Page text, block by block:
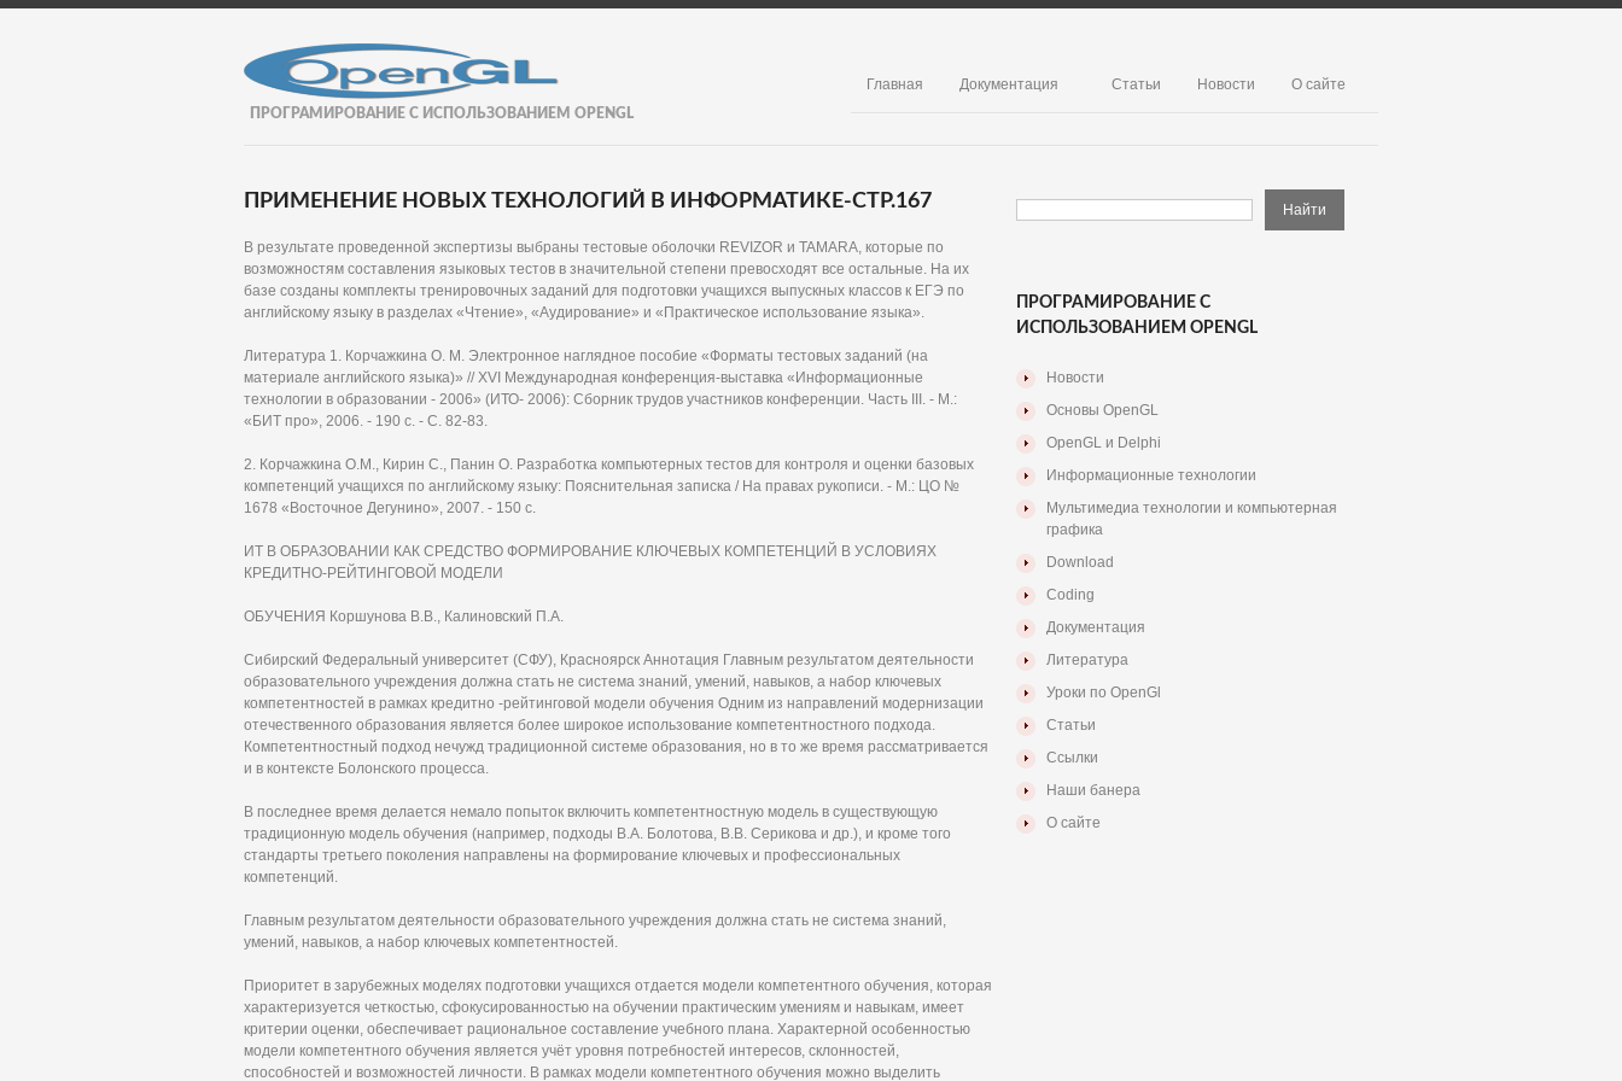
ПРОГРАМИРОВАНИЕ С ИСПОЛЬЗОВАНИЕМ OPENGL
Главная Документация Статьи Новости О сайте
ПРИМЕНЕНИЕ НОВЫХ ТЕХНОЛОГИЙ В ИНФОРМАТИКЕ-СТР.167
В результате проведенной экспертизы выбраны тестовые оболочки REVIZOR и TAMARA, которые по
возможностям составления языковых тестов в значительной степени превосходят все остальные. На их
базе созданы комплекты тренировочных заданий для подготовки учащихся выпускных классов к ЕГЭ по
английскому языку в разделах «Чтение», «Аудирование» и «Практическое использование языка».
Литература 1. Корчажкина О. М. Электронное наглядное пособие «Форматы тестовых заданий (на
материале английского языка)» // XVI Международная конференция-выставка «Информационные
технологии в образовании - 2006» (ИТО- 2006): Сборник трудов участников конференции. Часть III. - М.:
«БИТ про», 2006. - 190 с. - С. 82-83.
2. Корчажкина О.М., Кирин С., Панин О. Разработка компьютерных тестов для контроля и оценки базовых
компетенций учащихся по английскому языку: Пояснительная записка / На правах рукописи. - М.: ЦО №
1678 «Восточное Дегунино», 2007. - 150 с.
ИТ В ОБРАЗОВАНИИ КАК СРЕДСТВО ФОРМИРОВАНИЕ КЛЮЧЕВЫХ КОМПЕТЕНЦИЙ В УСЛОВИЯХ
КРЕДИТНО-РЕЙТИНГОВОЙ МОДЕЛИ
ОБУЧЕНИЯ Коршунова В.В., Калиновский П.А.
Сибирский Федеральный университет (СФУ), Красноярск Аннотация Главным результатом деятельности
образовательного учреждения должна стать не система знаний, умений, навыков, а набор ключевых
компетентностей в рамках кредитно -рейтинговой модели обучения Одним из направлений модернизации
отечественного образования является более широкое использование компетентностного подхода.
Компетентностный подход нечужд традиционной системе образования, но в то же время рассматривается
и в контексте Болонского процесса.
В последнее время делается немало попыток включить компетентностную модель в существующую
традиционную модель обучения (например, подходы В.А. Болотова, В.В. Серикова и др.), и кроме того
стандарты третьего поколения направлены на формирование ключевых и профессиональных
компетенций.
Главным результатом деятельности образовательного учреждения должна стать не система знаний,
умений, навыков, а набор ключевых компетентностей.
Приоритет в зарубежных моделях подготовки учащихся отдается модели компетентного обучения, которая
характеризуется четкостью, сфокусированностью на обучении практическим умениям и навыкам, имеет
критерии оценки, обеспечивает рациональное составление учебного плана. Характерной особенностью
модели компетентного обучения является учёт уровня потребностей интересов, склонностей,
способностей и возможностей личности. В рамках модели компетентного обучения можно выделить
ПРОГРАМИРОВАНИЕ С
ИСПОЛЬЗОВАНИЕМ OPENGL
Новости
Основы OpenGL
OpenGL и Delphi
Информационные технологии
Мультимедиа технологии и компьютерная
графика
Download
Coding
Документация
Литература
Уроки по OpenGl
Статьи
Ссылки
Наши банера
О сайте